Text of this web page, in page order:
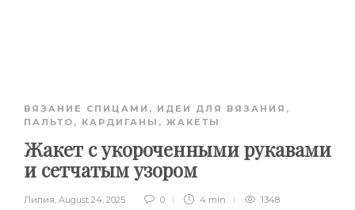
ВЯЗАНИЕ СПИЦАМИ , ИДЕИ ДЛЯ ВЯЗАНИЯ ,
ПАЛЬТО, КАРДИГАНЫ, ЖАКЕТЫ
Жакет с укороченными рукавами
и сетчатым узором
Лилия, August 24, 2025 0 4 min 1348